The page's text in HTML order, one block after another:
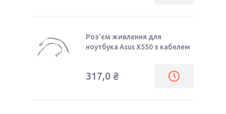
Роз'єм живлення для
ноутбука Asus X550 з кабелем
317,0 ₴